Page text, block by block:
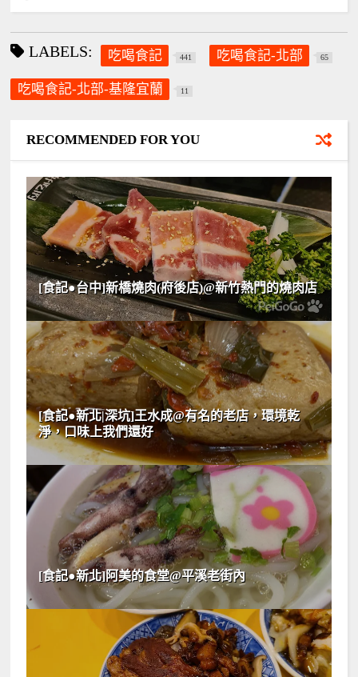
LABELS: 吃喝食記 441 吃喝食記-北部 65
吃喝食記-北部-基隆宜蘭 11
RECOMMENDED FOR YOU
[食記●台中]新橋燒肉(府後店)@新竹熱門的燒肉店
[食記●新北|深坑]王水成@有名的老店，環境乾
淨，口味上我們還好
[食記●新北]阿美的食堂@平溪老街內